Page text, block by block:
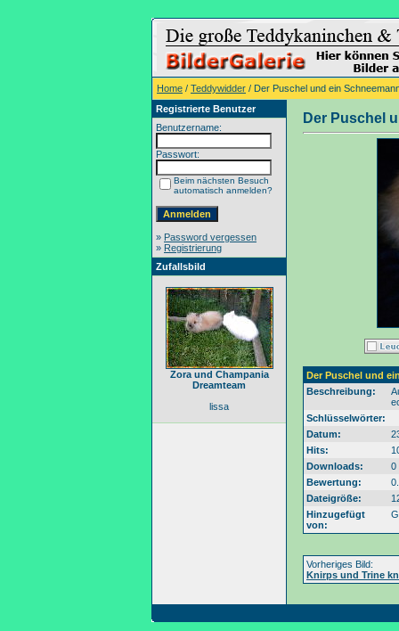
Home / Teddywidder / Der Puschel und ein
Registrierte Benutzer
Benutzername:
Passwort:
Beim nächsten Besuch
automatisch anmelden?
» Password vergessen
» Registrierung
Zufallsbild
Zora und Champania
Dreamteam
lissa
Der Puschel
Der Puschel und
Beschreibung:
Schlüsselwörter:
Datum:
Hits:
Downloads:
0
Bewertung:
Dateigröße:
Hinzugefügt
von:
Vorheriges Bild:
Knirps und Trine